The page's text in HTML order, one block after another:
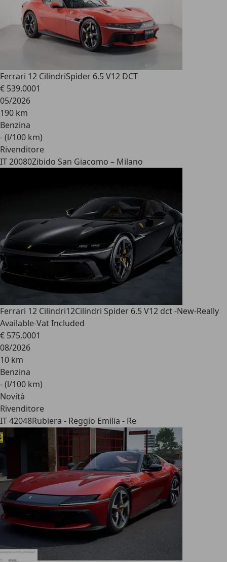
Ferrari 12 CilindriSpider 6.5 V12 DCT
€ 539.0001
05/2026
190 km
Benzina
- (l/100 km)
Rivenditore
IT 20080Zibido San Giacomo – Milano
Ferrari 12 Cilindri12Cilindri Spider 6.5 V12 dct -New-Really
Available-Vat Included
€ 575.0001
08/2026
10 km
Benzina
- (l/100 km)
Novità
Rivenditore
IT 42048Rubiera - Reggio Emilia - Re